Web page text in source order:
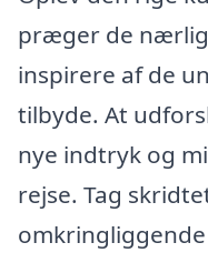
præger de
inspirere af de
tilbyde. At
nye indtryk og
rejse. Tag